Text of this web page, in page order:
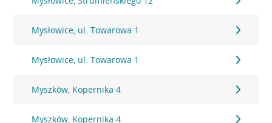
Mysłowice, ul. Towarowa 1
Mysłowice, ul. Towarowa 1
Myszków, Kopernika 4
Myszków, Kopernika 4